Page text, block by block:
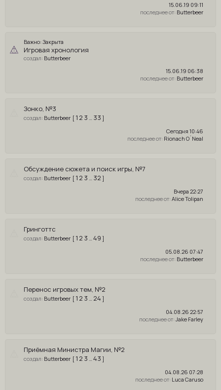
15.06.19 09:11
Butterbeer
Важно: Закрыта
Игровая хронология
Butterbeer
15.06.19 06:38
Butterbeer
Зонко, №3
Butterbeer [ 1 2 3 33 ]
Сегодня 10:46
Rionach O`Neal
Обсуждение сюжета и поиск игры, №7
Butterbeer [ 1 2 3 32 ]
Вчера 22:27
Alice Tolipan
Гринготтс
Butterbeer [ 1 2 3 49 ]
05.08.26 07:47
Butterbeer
Перенос игровых тем, №2
Butterbeer [ 1 2 3 24 ]
04.08.26 22:57
Jake Farley
Приёмная Министра Магии, №2
Butterbeer [ 1 2 3 43 ]
04.08.26 07:28
Luca Caruso